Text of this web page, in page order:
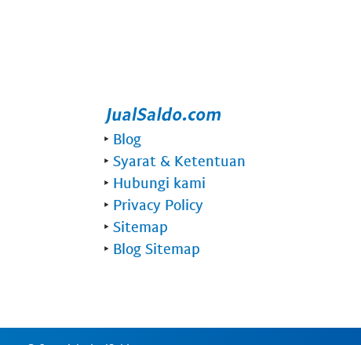
‣ Blog
‣ Syarat & Ketentuan
‣ Hubungi kami
‣ Privacy Policy
‣ Sitemap
‣ Blog Sitemap